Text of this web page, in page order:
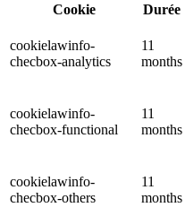
Cookie
Durée
cookielawinfo-
checbox-analytics
11
months
cookielawinfo-
checbox-functional
11
months
cookielawinfo-
checbox-others
11
months